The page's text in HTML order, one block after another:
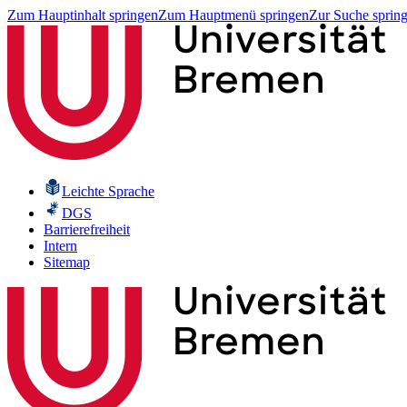
Zum Hauptinhalt springenZum Hauptmenü springenZur Suche
Leichte Sprache
DGS
Barrierefreiheit
Intern
Sitemap